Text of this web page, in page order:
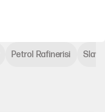
Petrol Rafinerisi